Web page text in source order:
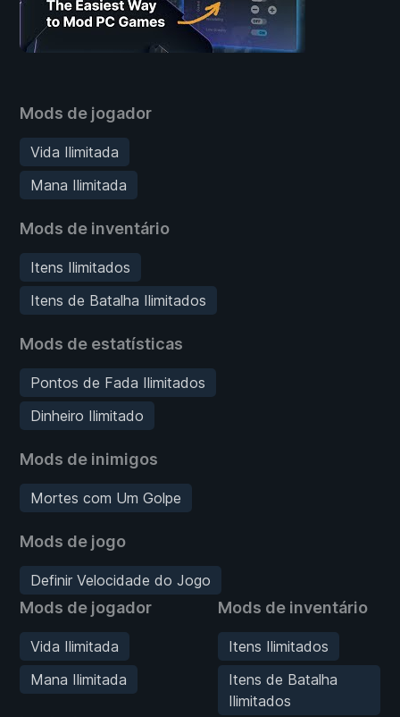
Mods de jogador
Vida Ilimitada
Mana Ilimitada
Mods de inventário
Itens Ilimitados
Itens de Batalha Ilimitados
Mods de estatísticas
Pontos de Fada Ilimitados
Dinheiro Ilimitado
Mods de inimigos
Mortes com Um Golpe
Mods de jogo
Definir Velocidade do Jogo
Mods de jogador
Vida Ilimitada
Mana Ilimitada
Mods de inventário
Itens Ilimitados
Itens de Batalha
Ilimitados